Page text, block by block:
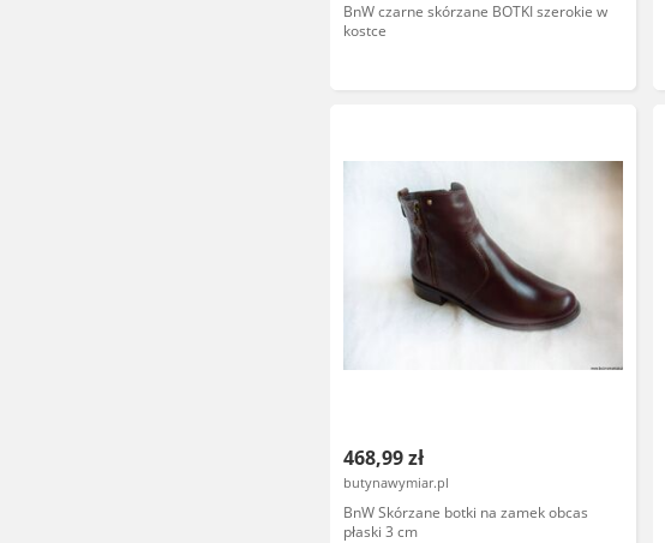
BnW czarne skórzane BOTKI szerokie w
kostce
468,99 zł
butynawymiar.pl
BnW Skórzane botki na zamek obcas
płaski 3 cm